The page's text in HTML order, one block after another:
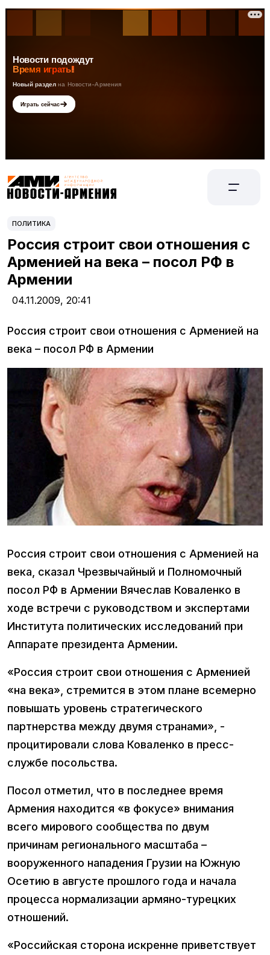
ПОЛИТИКА
Россия строит свои отношения с
Арменией на века – посол РФ в
Армении
04.11.2009, 20:41
Россия строит свои отношения с Арменией на
века – посол РФ в Армении
Россия строит свои отношения с Арменией на
века, сказал Чрезвычайный и Полномочный
посол РФ в Армении Вячеслав Коваленко в
ходе встречи с руководством и экспертами
Института политических исследований при
Аппарате президента Армении.
«Россия строит свои отношения с Арменией
«на века», стремится в этом плане всемерно
повышать уровень стратегического
партнерства между двумя странами», -
процитировали слова Коваленко в пресс-
службе посольства.
Посол отметил, что в последнее время
Армения находится «в фокусе» внимания
всего мирового сообщества по двум
причинам регионального масштаба –
вооруженного нападения Грузии на Южную
Осетию в августе прошлого года и начала
процесса нормализации армяно-турецких
отношений.
«Российская сторона искренне приветствует